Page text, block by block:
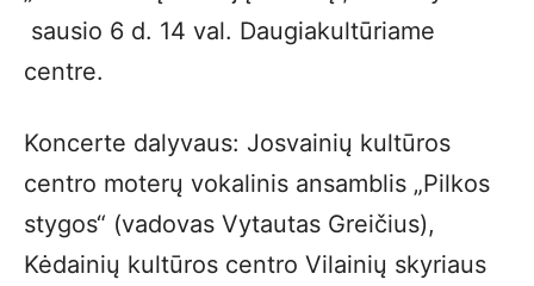
sausio 6 d. 14 val. Daugiakultūriame
centre.
Koncerte dalyvaus: Josvainių kultūros
centro moterų vokalinis ansamblis „Pilkos
stygos“ (vadovas Vytautas Greičius),
Kėdainių kultūros centro Vilainių skyriaus